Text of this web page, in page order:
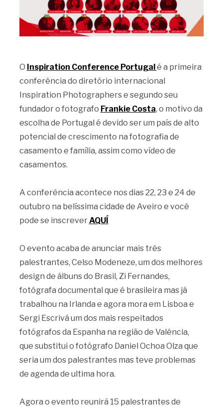
O Inspiration Conference Portugal é a primeira
conferência do diretório internacional
Inspiration Photographers e segundo seu
fundador o fotografo Frankie Costa, o motivo da
escolha de Portugal é devido ser um país de alto
potencial de crescimento na fotografia de
casamento e família, assim como vídeo de
casamentos.
A conferência acontece nos dias 22, 23 e 24 de
outubro na belíssima cidade de Aveiro e você
pode se inscreverAQUÍ
O evento acaba de anunciar mais três
palestrantes, Celso Modeneze, um dos melhores
design de álbuns do Brasil, Zi Fernandes,
fotógrafa documental que é brasileira mas já
trabalhou na Irlanda e agora mora em Lisboa e
Sergi Escrivá um dos mais respeitados
fotógrafos da Espanha na região de Valência,
que substitui o fotógrafo Daniel Ochoa Olza que
seria um dos palestrantes mas teve problemas
de agenda de ultima hora.
Agora o evento reunirá 15 palestrantes de